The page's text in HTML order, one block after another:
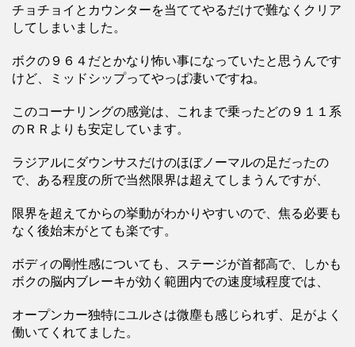
チョチョイとカウンターを当ててやるだけで難なくクリア
してしまいました。
ボクの９６４だとかなり怖い事になっていたと思うんです
けど、ミッドシップってやっぱ凄いですね。
このコーナリングの感覚は、これまで乗ったどの９１１系
のＲＲよりも安定しています。
ラジアルにダウンサスだけのほぼノーマルの足だったの
で、ある程度の所で当然限界は超えてしまうんですが、
限界を超えてからの挙動がわかりやすいので、焦る必要も
なく後始末がとても楽です。
ボディの剛性感についても、ステージが首都高で、しかも
ボクの脳内ブレーキが効く範囲内での速度域程度では、
オープンカー独特にユルさは微塵も感じられず、足がよく
働いてくれてました。